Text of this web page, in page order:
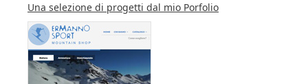
Una selezione di progetti dal mio Porfolio